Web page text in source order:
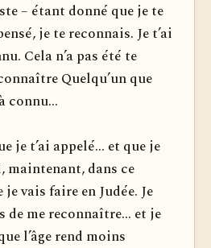
– étant donné que je te
je te reconnais. Je t’ai
Cela n’a pas été te
Quelqu’un que
connu...
je t’ai appelé... et que je
maintenant, dans ce
vais faire en Judée. Je
de me reconnaître... et je
l’âge rend moins